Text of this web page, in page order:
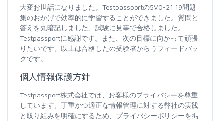
大変お世話になりました。Testpassportの5V0-21.19問題
集のおかげで効率的に学習することができました。質問と
答えを丸暗記しました、試験に見事で合格しました。
Testpassportに感謝です。また、次の目標に向かって頑張
りたいです。以上は合格したの受験者からうフィードバッ
クです。
個人情報保護方針
Testpassport株式会社では、お客様のプライバシーを尊重
しています。丁重かつ適正な情報管理に対する弊社の実践
と取り組みを明確にするため、プライバシーポリシーを掲